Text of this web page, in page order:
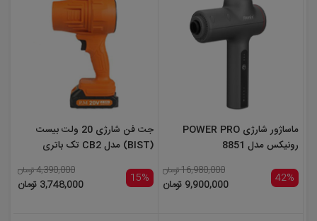
ماساژور شارژی POWER PRO
رونیکس مدل 8851
42% 16,980,000 تومان
9,900,000 تومان
جت فن شارژی 20 ولت بیست
(BIST) مدل CB2 تک باتری
15% 4,390,000 تومان
3,748,000 تومان